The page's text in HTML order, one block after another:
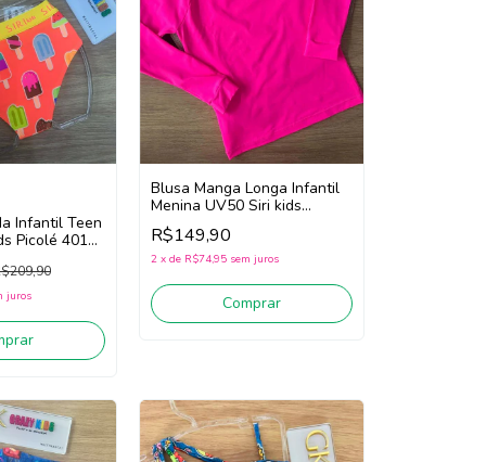
Infantil Teen
Picolé 40174
juros
Blusa Manga Longa Infantil
Menina UV50 Siri kids
Euforia 40250 (Pink)
R$149,90
2 x de R$74,95 sem juros
Comprar